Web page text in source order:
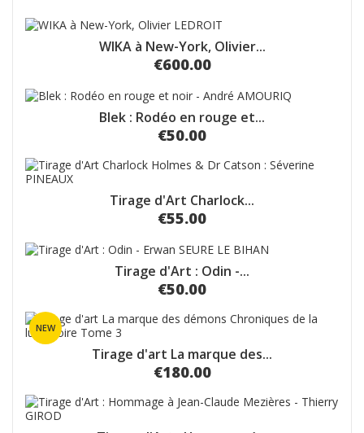
WIKA à New-York, Olivier...
€600.00
Blek : Rodéo en rouge et...
€50.00
Tirage d'Art Charlock...
€55.00
Tirage d'Art : Odin -...
€50.00
Tirage d'art La marque des...
€180.00
NEW